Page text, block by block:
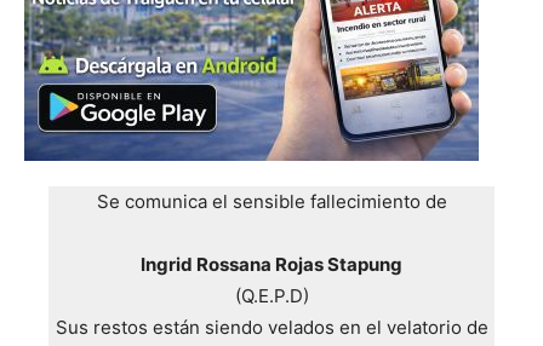
Se comunica el sensible fallecimiento de
Ingrid Rossana Rojas Stapung
(Q.E.P.D)
Sus restos están siendo velados en el velatorio de